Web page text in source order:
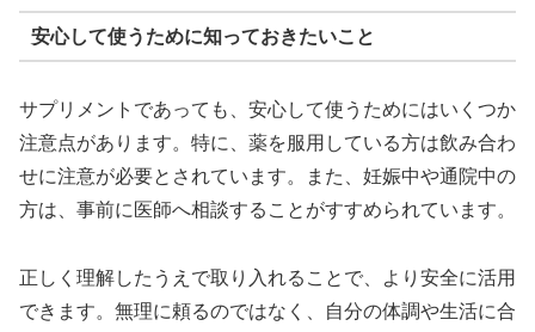
安心して使うために知っておきたいこと
サプリメントであっても、安心して使うためにはいくつか
注意点があります。特に、薬を服用している方は飲み合わ
せに注意が必要とされています。また、妊娠中や通院中の
方は、事前に医師へ相談することがすすめられています。
正しく理解したうえで取り入れることで、より安全に活用
できます。無理に頼るのではなく、自分の体調や生活に合